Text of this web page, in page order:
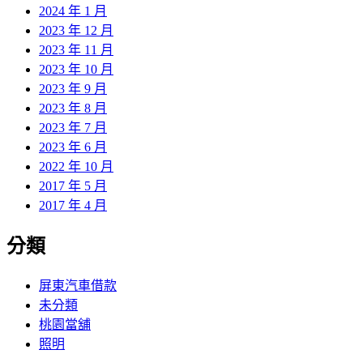
2024 年 1 月
2023 年 12 月
2023 年 11 月
2023 年 10 月
2023 年 9 月
2023 年 8 月
2023 年 7 月
2023 年 6 月
2022 年 10 月
2017 年 5 月
2017 年 4 月
分類
屏東汽車借款
未分類
桃園當舖
照明